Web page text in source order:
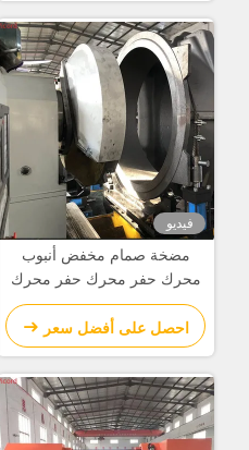
فيديو
مضخة صمام مخفض أنبوب
محرك حفر محرك حفر محرك
تحويل آلة CNC آلة الدوائر
احصل على أفضل سعر